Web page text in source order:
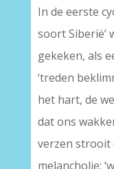
In de eerste
soort
gekeken, als
‘treden
het hart, de
dat ons
verzen strooit
melancholie: